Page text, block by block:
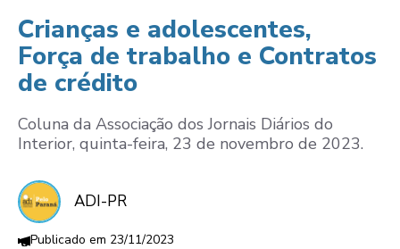
Crianças e adolescentes,
Força de trabalho e Contratos
de crédito
Coluna da Associação dos Jornais Diários do
Interior, quinta-feira, 23 de novembro de 2023.
ADI-PR
23/11/2023